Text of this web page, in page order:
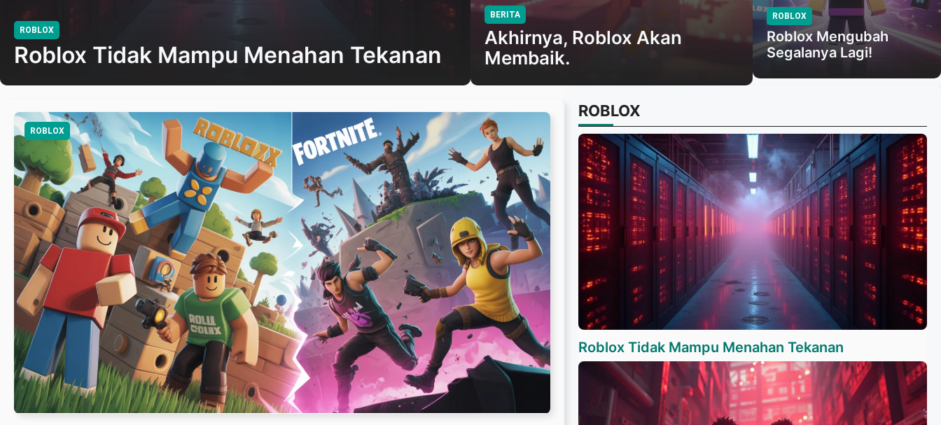
ROBLOX
Roblox Tidak Mampu Menahan Tekanan
BERITA
Akhirnya, Roblox Akan
Membaik.
ROBLOX
Roblox Mengubah
Segalanya Lagi!
ROBLOX
ROBLOX
Roblox Tidak Mampu Menahan Tekanan